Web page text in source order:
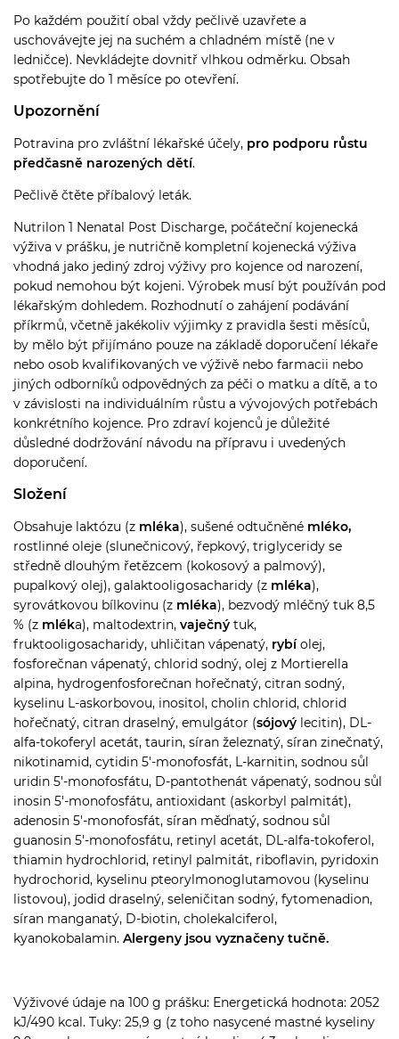
Po každém použití obal vždy pečlivě uzavřete a
uschovávejte jej na suchém a chladném místě (ne v
ledničce). Nevkládejte dovnitř vlhkou odměrku. Obsah
spotřebujte do 1 měsíce po otevření.
Upozornění
Potravina pro zvláštní lékařské účely, pro podporu růstu
předčasně narozených dětí.
Pečlivě čtěte příbalový leták.
Nutrilon 1 Nenatal Post Discharge, počáteční kojenecká
výživa v prášku, je nutričně kompletní kojenecká výživa
vhodná jako jediný zdroj výživy pro kojence od narození,
pokud nemohou být kojeni. Výrobek musí být používán pod
lékařským dohledem. Rozhodnutí o zahájení podávání
příkrmů, včetně jakékoliv výjimky z pravidla šesti měsíců,
by mělo být přijímáno pouze na základě doporučení lékaře
nebo osob kvalifikovaných ve výživě nebo farmacii nebo
jiných odborníků odpovědných za péči o matku a dítě, a to
v závislosti na individuálním růstu a vývojových potřebách
konkrétního kojence. Pro zdraví kojenců je důležité
důsledné dodržování návodu na přípravu i uvedených
doporučení.
Složení
Obsahuje laktózu (z mléka), sušené odtučněné mléko,
rostlinné oleje (slunečnicový, řepkový, triglyceridy se
středně dlouhým řetězcem (kokosový a palmový),
pupalkový olej), galaktooligosacharidy (z mléka),
syrovátkovou bílkovinu (z mléka), bezvodý mléčný tuk 8,5
% (z mléka), maltodextrin, vaječný tuk,
fruktooligosacharidy, uhličitan vápenatý, rybíolej,
fosforečnan vápenatý, chlorid sodný, olej z Mortierella
alpina, hydrogenfosforečnan hořečnatý, citran sodný,
kyselinu L-askorbovou, inositol, cholin chlorid, chlorid
hořečnatý, citran draselný, emulgátor (sójový lecitin), DL-
alfa-tokoferyl acetát, taurin, síran železnatý, síran zinečnatý,
nikotinamid, cytidin 5'-monofosfát, L-karnitin, sodnou sůl
uridin 5'-monofosfátu, D-pantothenát vápenatý, sodnou sůl
inosin 5'-monofosfátu, antioxidant (askorbyl palmitát),
adenosin 5'-monofosfát, síran měďnatý, sodnou sůl
guanosin 5'-monofosfátu, retinyl acetát, DL-alfa-tokoferol,
thiamin hydrochlorid, retinyl palmitát, riboflavin, pyridoxin
hydrochorid, kyselinu pteorylmonoglutamovou (kyselinu
listovou), jodid draselný, seleničitan sodný, fytomenadion,
síran manganatý, D-biotin, cholekalciferol,
kyanokobalamin. Alergeny jsou vyznačeny tučně.
Výživové údaje na 100 g prášku: Energetická hodnota: 2052
kJ/490 kcal. Tuky: 25,9 g (z toho nasycené mastné kyseliny